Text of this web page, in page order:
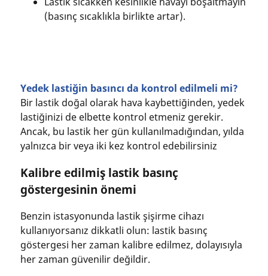
(basınç sıcaklıkla birlikte artar).
Yedek lastiğin basıncı da kontrol edilmeli mi?
Bir lastik doğal olarak hava kaybettiğinden, yedek
lastiğinizi de elbette kontrol etmeniz gerekir.
Ancak, bu lastik her gün kullanılmadığından, yılda
yalnızca bir veya iki kez kontrol edebilirsiniz
Kalibre edilmiş lastik basınç
göstergesinin önemi
Benzin istasyonunda lastik şişirme cihazı
kullanıyorsanız dikkatli olun: lastik basınç
göstergesi her zaman kalibre edilmez, dolayısıyla
her zaman güvenilir değildir.